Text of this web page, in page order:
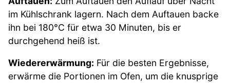
im Kühlschrank lagern. Nach dem Auftauen backe
ihn bei 180°C für etwa 30 Minuten, bis er
durchgehend heiß ist.
Wiedererwärmung: Für die besten Ergebnisse,
erwärme die Portionen im Ofen, um die knusprige